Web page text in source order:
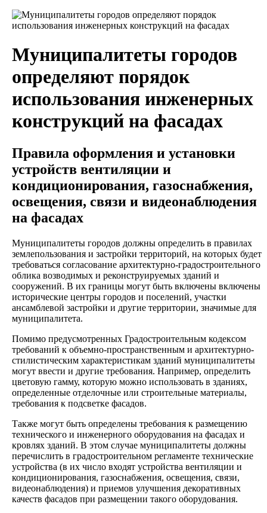
Муниципалитеты городов
определяют порядок
использования инженерных
конструкций на фасадах
Правила оформления и установки
устройств вентиляции и
кондиционирования, газоснабжения,
освещения, связи и видеонаблюдения
на фасадах
Муниципалитеты городов должны определить в правилах
землепользования и застройки территорий, на которых будет
требоваться согласование архитектурно-градостроительного
облика возводимых и реконструируемых зданий и
сооружений. В их границы могут быть включены включены
исторические центры городов и поселений, участки
ансамблевой застройки и другие территории, значимые для
муниципалитета.
Помимо предусмотренных Градостроительным кодексом
требований к объемно-пространственным и архитектурно-
стилистическим характеристикам зданий муниципалитеты
могут ввести и другие требования. Например, определить
цветовую гамму, которую можно использовать в зданиях,
определенные отделочные или строительные материалы,
требования к подсветке фасадов.
Также могут быть определены требования к размещению
технического и инженерного оборудования на фасадах и
кровлях зданий. В этом случае муниципалитеты должны
перечислить в градостроительном регламенте технические
устройства (в их число входят устройства вентиляции и
кондиционирования, газоснабжения, освещения, связи,
видеонаблюдения) и приемов улучшения декоративных
качеств фасадов при размещении такого оборудования.